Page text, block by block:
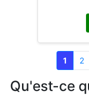
1 2
Qu'est-ce